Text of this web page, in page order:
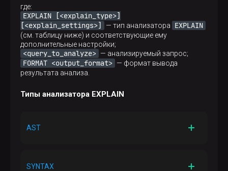
где:
EXPLAIN [<explain_type>]
[<explain_settings>]
— тип анализатора EXPLAIN
(см. таблицу ниже) и соответствующие ему
дополнительные настройки;
<query_to_analyze> — анализируемый запрос;
FORMAT <output_format> — формат вывода
результата анализа.
Типы анализатора EXPLAIN
AST
SYNTAX